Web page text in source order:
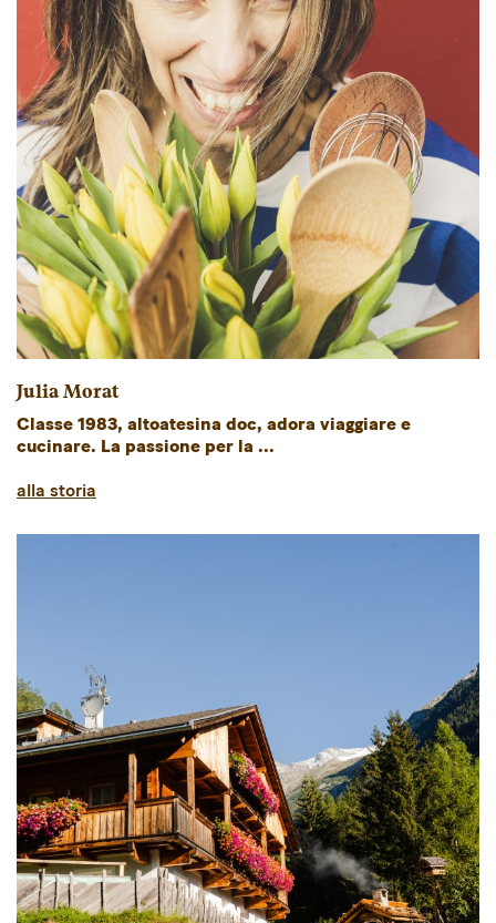
Julia Morat
Classe 1983, altoatesina doc, adora viaggiare e
cucinare. La passione per la ...
alla storia